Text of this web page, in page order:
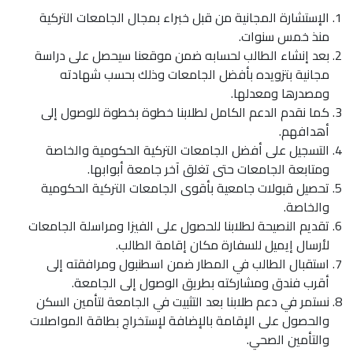
الإستشارة المجانية من قبل خبراء بمجال الجامعات التركية
منذ خمس سنوات.
بعد إنشاء الطالب لحسابه ضمن موقعنا سيحصل على دراسة
مجانية بتزويده بأفضل الجامعات وذلك بحسب شهادته
ومصدرها ومعدلها.
كما نقدم الدعم الكامل لطلابنا خطوة بخطوة للوصول إلى
أهدافهم.
التسجيل علىأفضل الجامعات التركية الحكومية والخاصة
ومتابعة الجامعات حتى تغلق آخر جامعة أبوابها.
تحصيل قبولات جامعية بأقوى الجامعات التركية الحكومية
والخاصة.
تقديم النصيحة لطلابنا للحصول على الفيزا ومراسلة الجامعات
لأرسال إيميل للسفارة مكان إقامة الطالب.
استقبال الطالب في المطار ضمن اسطنبول ومرافقته إلى
أقرب فندق ومشاركته بطريق الوصول إلى الجامعة.
نستمر في دعم طلابنا بعد التثبيت في الجامعة لتأمين السكن
والحصول على الإقامة بالإضافة لإستخراج بطاقة المواصلات
والتأمين الصحي.